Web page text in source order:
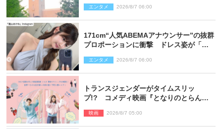
エンタメ 2026/8/7 06:00
171cm“人気ABEMAアナウンサー”の抜群
プロポーションに衝撃 ドレス姿が「美
エンタメ 2026/8/7 06:00
トランスジェンダーがタイムスリッ
プ!? コメディ映画『となりのとらんす
映画 2026/8/7 05:00